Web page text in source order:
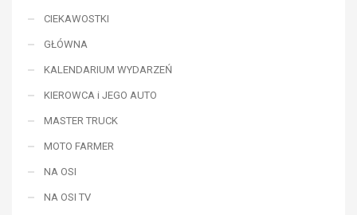
CIEKAWOSTKI
GŁÓWNA
KALENDARIUM WYDARZEŃ
KIEROWCA i JEGO AUTO
MASTER TRUCK
MOTO FARMER
NA OSI
NA OSI TV